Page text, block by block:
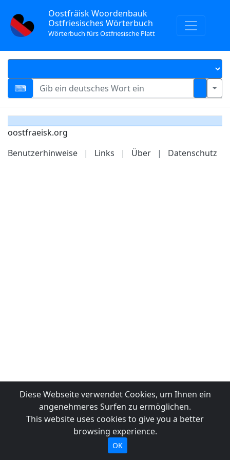
Oostfräisk Woordenbauk
Ostfriesisches Wörterbuch
Wörterbuch fürs Ostfriesische Platt
oostfraeisk.org
Benutzerhinweise
| Links | Über | Datenschutz
Diese Webseite verwendet Cookies, um Ihnen ein
angenehmeres Surfen zu ermöglichen.
This website uses cookies to give you a better
browsing experience.
OK